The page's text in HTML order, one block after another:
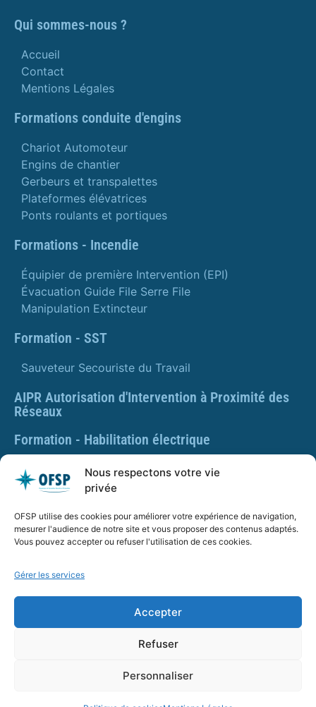
Nous respectons votre vie
privée
OFSP utilise des cookies pour améliorer votre expérience de navigation,
mesurer l'audience de notre site et vous proposer des contenus adaptés.
Vous pouvez accepter ou refuser l'utilisation de ces cookies.
Gérer les services
Accepter
Refuser
Personnaliser
Qui sommes-nous ?
Accueil
Contact
Mentions Légales
Formations conduite d'engins
Chariot Automoteur
Engins de chantier
Gerbeurs et transpalettes
Plateformes élévatrices
Ponts roulants et portiques
Formations - Incendie
Équipier de première Intervention (EPI)
Évacuation Guide File Serre File
Manipulation Extincteur
Formation - SST
Sauveteur Secouriste du Travail
AIPR Autorisation d'Intervention à Proximité des
Réseaux
Formation - Habilitation électrique
Formation - Gestes et postures
Formation Gestes et Postures - Prévention des TMS
PLAQUETTE DE PRÉSENTATION OFSP
Numéro de déclaration d’activité : 84 01 01924 01 auprès
du préfet de région Auvergne Rhône Alpes, Ne vaut pas
agrément de l’État.
OFSP.fr – Tous droits réservés –Mentions Légales